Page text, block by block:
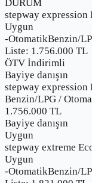
DURUM
stepway expression
Uygun
-OtomatikBenzin/
Liste: 1.756.000 TL
ÖTV İndirimli
Bayiye danışın
stepway expression
Benzin/LPG /
1.756.000 TL
Bayiye danışın
Uygun
stepway extreme
Uygun
-OtomatikBenzin/